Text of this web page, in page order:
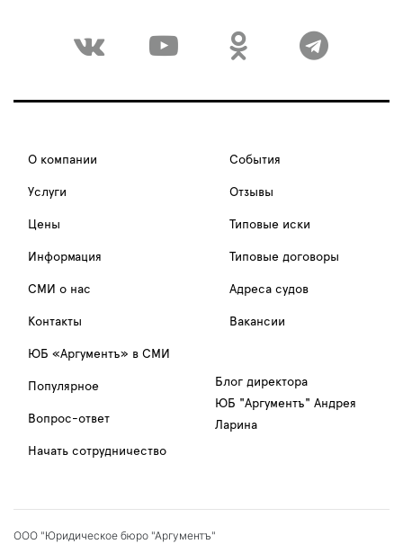
О компании
Услуги
Цены
Информация
СМИ о нас
Контакты
События
Отзывы
Типовые иски
Типовые договоры
Адреса судов
Вакансии
ЮБ «Аргументъ» в СМИ
Популярное
Вопрос-ответ
Начать сотрудничество
Блог директора
ЮБ "Аргументъ" Андрея
Ларина
ООО "Юридическое бюро "Аргументъ"